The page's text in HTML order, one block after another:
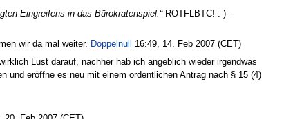
Eingreifens in das Bürokratenspiel.“ROTFLBTC! :-) --
wir da mal weiter. Doppelnull
16:49, 14. Feb 2007 (CET)
Lust darauf, nachher hab ich angeblich wieder irgendwas
und eröffne es neu mit einem ordentlichen Antrag nach § 15 (4)